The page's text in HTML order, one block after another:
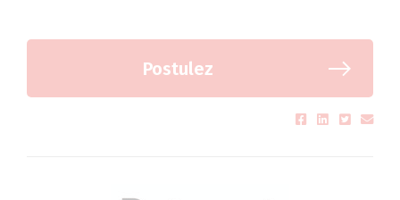
Postulez